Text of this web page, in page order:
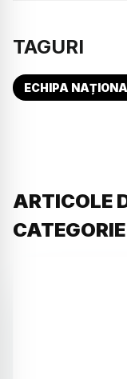
TAGURI
ECHIPA
ARTICOLE
CATEGORIE